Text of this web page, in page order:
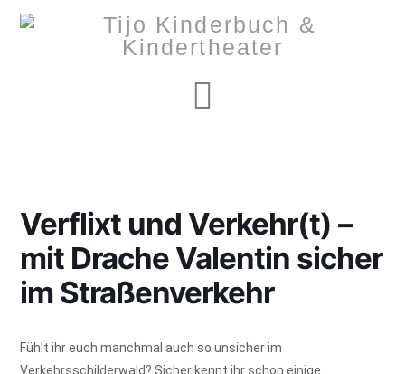
Verflixt und Verkehr(t) –
mit Drache Valentin sicher
im Straßenverkehr
Fühlt ihr euch manchmal auch so unsicher im
Verkehrsschilderwald? Sicher kennt ihr schon einige